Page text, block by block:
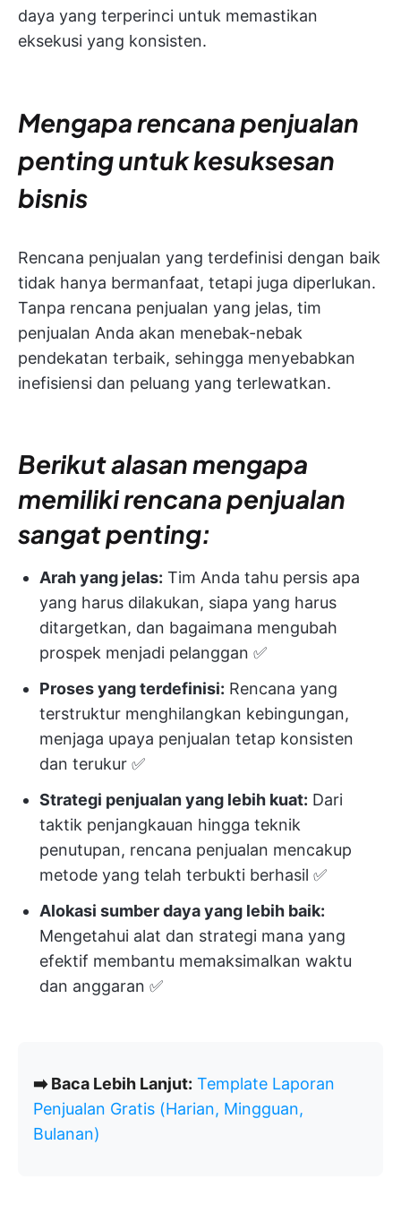
daya yang terperinci untuk memastikan
eksekusi yang konsisten.
Mengapa rencana penjualan
penting untuk kesuksesan
bisnis
Rencana penjualan yang terdefinisi dengan baik
tidak hanya bermanfaat, tetapi juga diperlukan.
Tanpa rencana penjualan yang jelas, tim
penjualan Anda akan menebak-nebak
pendekatan terbaik, sehingga menyebabkan
inefisiensi dan peluang yang terlewatkan.
Berikut alasan mengapa
memiliki rencana penjualan
sangat penting:
Arah yang jelas: Tim Anda tahu persis apa
yang harus dilakukan, siapa yang harus
ditargetkan, dan bagaimana mengubah
prospek menjadi pelanggan ✅
Proses yang terdefinisi: Rencana yang
terstruktur menghilangkan kebingungan,
menjaga upaya penjualan tetap konsisten
dan terukur ✅
Strategi penjualan yang lebih kuat: Dari
taktik penjangkauan hingga teknik
penutupan, rencana penjualan mencakup
metode yang telah terbukti berhasil ✅
Alokasi sumber daya yang lebih baik:
Mengetahui alat dan strategi mana yang
efektif membantu memaksimalkan waktu
dan anggaran ✅
➡️ Baca Lebih Lanjut: Template Laporan
Penjualan Gratis (Harian, Mingguan,
Bulanan)